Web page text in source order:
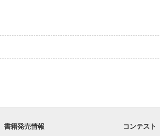
書籍発売情報 コンテスト